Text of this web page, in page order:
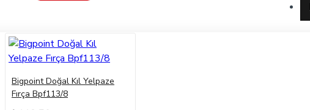
Bigpoint Doğal Kıl Yelpaze
Fırça Bpf113/8